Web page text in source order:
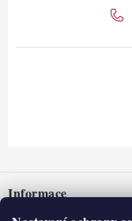
pInformace